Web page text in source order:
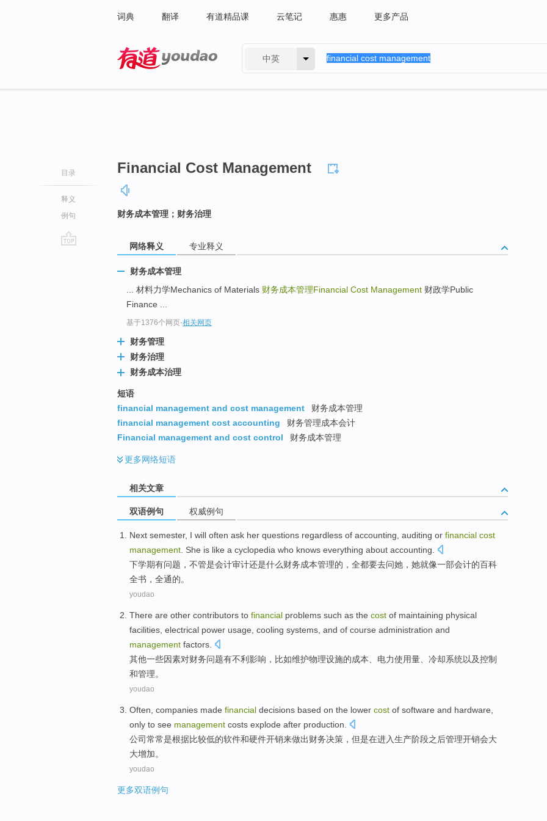
词典 翻译 有道精品课 云笔记 惠惠 更多产品
中英
目录
释义
例句
Financial Cost Management
财务成本管理；财务治理
网络释义 专业释义
财务成本管理
... 材料力学Mechanics of Materials 财务成本管理Financial Cost Management 财政学Public
Finance ...
基于1376个网页-相关网页
财务管理
财务治理
财务成本治理
短语
financial management and cost management
财务成本管理
financial management cost accounting
财务管理成本会计
Financial management and cost control
财务成本管理
更多网络短语
相关文章
双语例句 权威例句
Next semester, I will often ask her questions regardless of accounting, auditing or financial cost
management. She is like a cyclopedia who knows everything about accounting.
下学期有问题 ， 不管是会计审计还是什么财务成本管理的 ，全都要去问她 ， 她就像一部会计的百科
全书，全通的。
youdao
There are other contributors to financial problems such as the cost of maintaining physical
facilities electrical power usage cooling systems and of course administration and
management factors.
其他一些因素对财务问题有不利影响， 比如维护物理设施的成本 电力使用量 冷却系统以及控制
和管理。
youdao
Often companies made financial decisions based on the lower cost of software and hardware
only to see management costs explode after production
公司常常是根据比较低的软件和硬件开销来做出财务决策 ， 但是在进入生产阶段之后管理开销会大
大增加。
youdao
更多双语例句